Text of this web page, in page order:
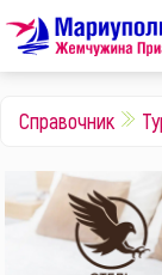
Справочник